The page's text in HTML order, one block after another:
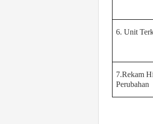
6. Unit
7.Rekam
Perubahan